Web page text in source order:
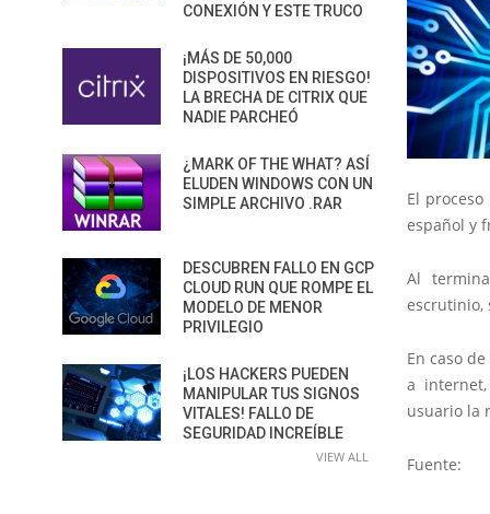
El
español y
Al
escrutinio,
En caso
a
usuario la
Fuente:
CONEXIÓN Y ESTE TRUCO
¡MÁS DE 50,000
DISPOSITIVOS EN RIESGO!
LA BRECHA DE CITRIX QUE
NADIE PARCHEÓ
¿MARK OF THE WHAT? ASÍ
ELUDEN WINDOWS CON UN
SIMPLE ARCHIVO .RAR
DESCUBREN FALLO EN GCP
CLOUD RUN QUE ROMPE EL
MODELO DE MENOR
PRIVILEGIO
¡LOS HACKERS PUEDEN
MANIPULAR TUS SIGNOS
VITALES! FALLO DE
SEGURIDAD INCREÍBLE
VIEW ALL